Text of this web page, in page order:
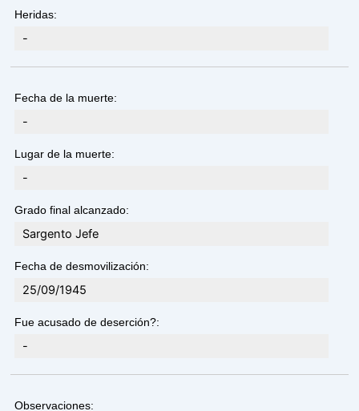
Heridas:
-
Fecha de la muerte:
-
Lugar de la muerte:
-
Grado final alcanzado:
Sargento Jefe
Fecha de desmovilización:
25/09/1945
Fue acusado de deserción?:
-
Observaciones: